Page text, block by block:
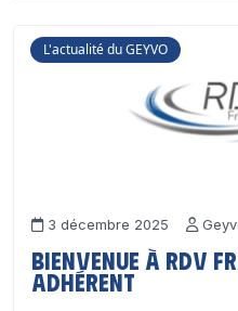
L'actualité du GEYVO
3 décembre 2025
Bienvenue à RDV
adhérent